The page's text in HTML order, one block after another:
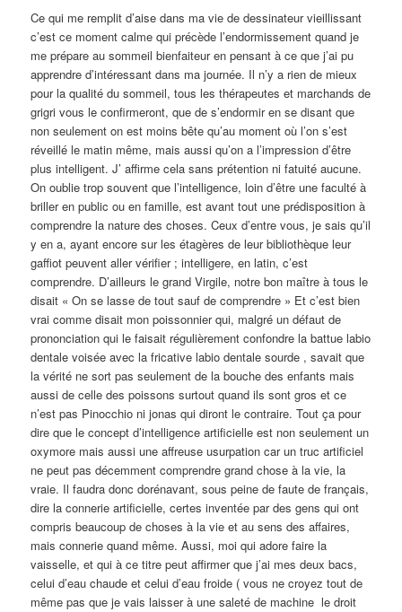
Ce qui me remplit d’aise dans ma vie de dessinateur vieillissant
c’est ce moment calme qui précède l’endormissement quand je
me prépare au sommeil bienfaiteur en pensant à ce que j’ai pu
apprendre d’intéressant dans ma journée. Il n’y a rien de mieux
pour la qualité du sommeil, tous les thérapeutes et marchands de
grigri vous le confirmeront, que de s’endormir en se disant que
non seulement on est moins bête qu’au moment où l’on s’est
réveillé le matin même, mais aussi qu’on a l’impression d’être
plus intelligent. J’ affirme cela sans prétention ni fatuité aucune.
On oublie trop souvent que l’intelligence, loin d’être une faculté à
briller en public ou en famille, est avant tout une prédisposition à
comprendre la nature des choses. Ceux d’entre vous, je sais qu’il
y en a, ayant encore sur les étagères de leur bibliothèque leur
gaffiot peuvent aller vérifier ; intelligere, en latin, c’est
comprendre. D’ailleurs le grand Virgile, notre bon maître à tous le
disait « On se lasse de tout sauf de comprendre » Et c’est bien
vrai comme disait mon poissonnier qui, malgré un défaut de
prononciation qui le faisait régulièrement confondre la battue labio
dentale voisée avec la fricative labio dentale sourde , savait que
la vérité ne sort pas seulement de la bouche des enfants mais
aussi de celle des poissons surtout quand ils sont gros et ce
n’est pas Pinocchio ni jonas qui diront le contraire. Tout ça pour
dire que le concept d’intelligence artificielle est non seulement un
oxymore mais aussi une affreuse usurpation car un truc artificiel
ne peut pas décemment comprendre grand chose à la vie, la
vraie. Il faudra donc dorénavant, sous peine de faute de français,
dire la connerie artificielle, certes inventée par des gens qui ont
compris beaucoup de choses à la vie et au sens des affaires,
mais connerie quand même. Aussi, moi qui adore faire la
vaisselle, et qui à ce titre peut affirmer que j’ai mes deux bacs,
celui d’eau chaude et celui d’eau froide ( vous ne croyez tout de
même pas que je vais laisser à une saleté de machine le droit